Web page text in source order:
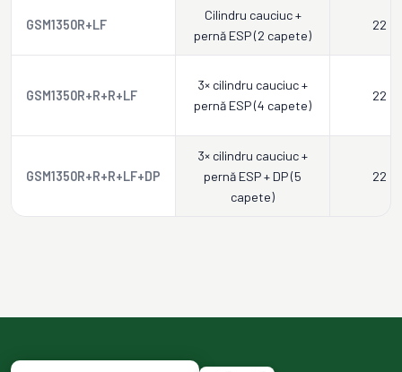
GSM1350R+LF
Cilindru cauciuc +
pernă ESP (2 capete)
22
GSM1350R+R+R+LF
3× cilindru cauciuc +
pernă ESP (4 capete)
22
GSM1350R+R+R+LF+DP
3× cilindru cauciuc +
pernă ESP + DP (5
capete)
22